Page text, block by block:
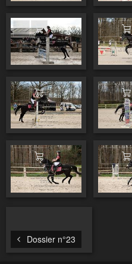
Ajouter au panier
Ajouter au panier
Ajouter au panier
Dossier n°23